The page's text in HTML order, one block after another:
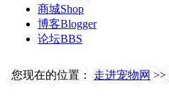
商城Shop
博客Blogger
论坛BBS
您现在的位置： 走进宠物网 >>